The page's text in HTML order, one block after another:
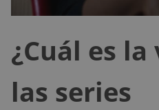
¿Cuál es
las series